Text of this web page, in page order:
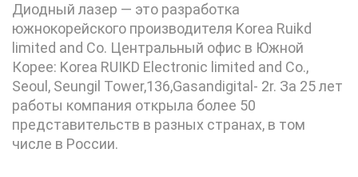
Диодный лазер — это разработка
южнокорейского производителя Korea Ruikd
limited and Co. Центральный офис в Южной
Корее: Korea RUIKD Electronic limited and Co.,
Seoul, Seungil Tower,136,Gasandigital- 2r. За 25 лет
работы компания открыла более 50
представительств в разных странах, в том
числе в России.